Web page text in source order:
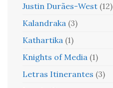
Justin Durães-West (12)
Kalandraka (3)
Kathartika (1)
Knights of Media (1)
Letras Itinerantes (3)